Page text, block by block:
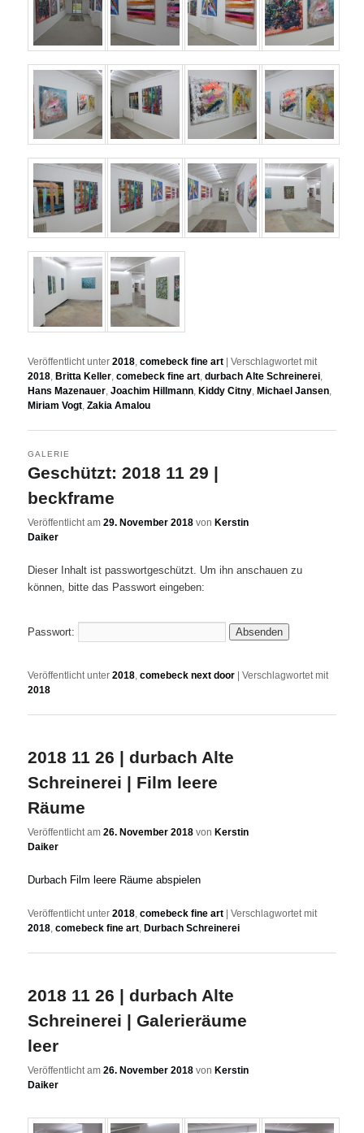
Veröffentlicht unter 2018 ,comebeck fine art |Verschlagwortet mit
2018 ,Britta Keller ,comebeck fine art ,durbach Alte Schreinerei
Hans Mazenauer ,Joachim Hillmann ,Kiddy Citny ,Michael Jansen
Miriam Vogt ,Zakia Amalou
Geschützt: 2018 11 29 |
beckframe
GALERIE
Veröffentlicht am29. November 2018 von Kerstin
Daiker
Dieser Inhalt ist passwortgeschützt. Um ihn anschauen zu
können, bitte das Passwort eingeben:
Passwort:
Veröffentlicht unter 2018 ,comebeck next door |Verschlagwortet mit
2018
2018 11 26 | durbach Alte
Schreinerei | Film leere
Räume
Veröffentlicht am26. November 2018 von Kerstin
Daiker
Durbach Film leere Räume abspielen
Veröffentlicht unter 2018 ,comebeck fine art |Verschlagwortet mit
2018 ,comebeck fine art ,Durbach Schreinerei
2018 11 26 | durbach Alte
Schreinerei | Galerieräume
leer
Veröffentlicht am26. November 2018 von Kerstin
Daiker